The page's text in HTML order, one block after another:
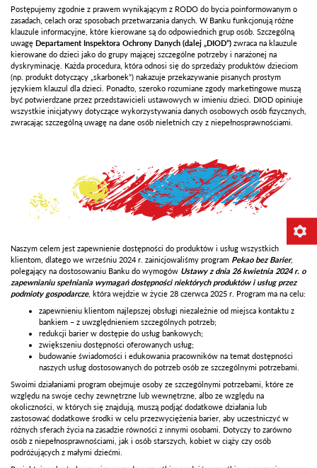
Postępujemy zgodnie z prawem wynikającym z RODO do bycia poinformowanym o
zasadach, celach oraz sposobach przetwarzania danych. W Banku funkcjonują różne
klauzule informacyjne, które kierowane są do odpowiednich grup osób. Szczególną
uwagę Departament Inspektora Ochrony Danych (dalej „DIOD”) zwraca na klauzule
kierowane do dzieci jako do grupy mającej szczególne potrzeby i narażonej na
dyskryminację. Każda procedura, która odnosi się do sprzedaży produktów dzieciom
(np. produkt dotyczący „skarbonek”) nakazuje przekazywanie pisanych prostym
językiem klauzul dla dzieci. Ponadto, szeroko rozumiane zgody marketingowe muszą
być potwierdzane przez przedstawicieli ustawowych w imieniu dzieci. DIOD opiniuje
wszystkie inicjatywy dotyczące wykorzystywania danych osobowych osób fizycznych,
zwracając szczególną uwagę na dane osób nieletnich czy z niepełnosprawnościami.
Naszym celem jest zapewnienie dostępności do produktów i usług wszystkich
klientom, dlatego we wrześniu 2024 r. zainicjowaliśmy program Pekao bez Barier,
polegający na dostosowaniu Banku do wymogów Ustawy z dnia 26 kwietnia 2024 r. o
zapewnianiu spełniania wymagań dostępności niektórych produktów i usług przez
podmioty gospodarcze, która wejdzie w życie 28 czerwca 2025 r. Program ma na celu:
zapewnieniu klientom najlepszej obsługi niezależnie od miejsca kontaktu z
bankiem – z uwzględnieniem szczególnych potrzeb;
redukcji barier w dostępie do usług bankowych;
zwiększeniu dostępności oferowanych usług;
budowanie świadomości i edukowania pracowników na temat dostępności
naszych usług dostosowanych do potrzeb osób ze szczególnymi potrzebami.
Swoimi działaniami program obejmuje osoby ze szczególnymi potrzebami, które ze
względu na swoje cechy zewnętrzne lub wewnętrzne, albo ze względu na
okoliczności, w których się znajdują, muszą podjąć dodatkowe działania lub
zastosować dodatkowe środki w celu przezwyciężenia barier, aby uczestniczyć w
różnych sferach życia na zasadzie równości z innymi osobami. Dotyczy to zarówno
osób z niepełnosprawnościami, jak i osób starszych, kobiet w ciąży czy osób
podróżujących z małymi dziećmi.